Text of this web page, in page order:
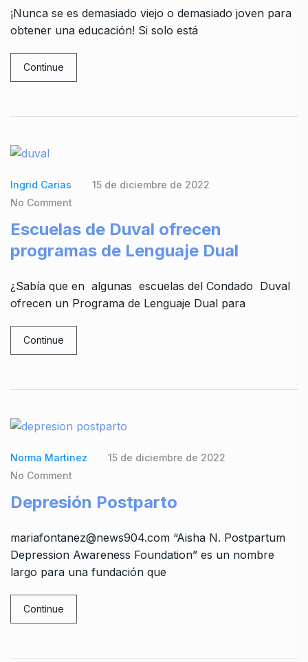
¡Nunca se es demasiado viejo o demasiado joven para
obtener una educación! Si solo está
Continue
Ingrid Carias
15 de diciembre de 2022
No Comment
Escuelas de Duval ofrecen
programas de Lenguaje Dual
¿Sabía que en algunas escuelas del Condado Duval
ofrecen un Programa de Lenguaje Dual para
Continue
Norma Martinez
15 de diciembre de 2022
No Comment
Depresión Postparto
mariafontanez@news904.com “Aisha N. Postpartum
Depression Awareness Foundation” es un nombre
largo para una fundación que
Continue